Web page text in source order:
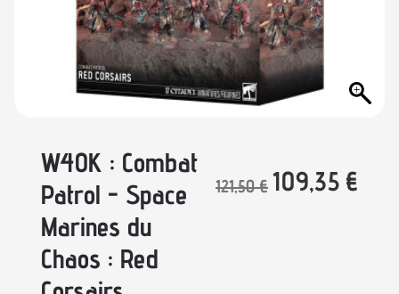
W40K : Combat
Patrol - Space
Marines du
Chaos : Red
109,35 €
121,50€